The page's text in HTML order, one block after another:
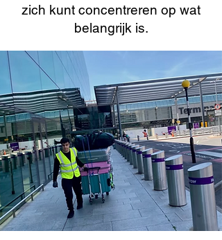
zich kunt concentreren op wat
belangrijk is.